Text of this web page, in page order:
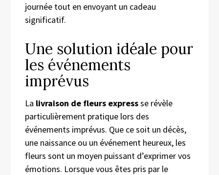
journée tout en envoyant un cadeau
significatif.
Une solution idéale pour
les événements
imprévus
La livraison de fleurs expressse révèle
particulièrement pratique lors des
événements imprévus. Que ce soit un décès,
une naissance ou un événement heureux, les
fleurs sont un moyen puissant d’exprimer vos
émotions. Lorsque vous êtes pris par le